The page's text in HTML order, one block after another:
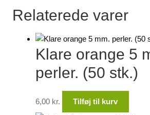
Relaterede varer
Klare orange 5
perler. (50 stk.)
6,00 kr. Tilføj til kurv